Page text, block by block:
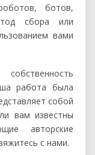
ботов,
сбора или
вами
работа была
собой
вам известны
авторские
с нами.